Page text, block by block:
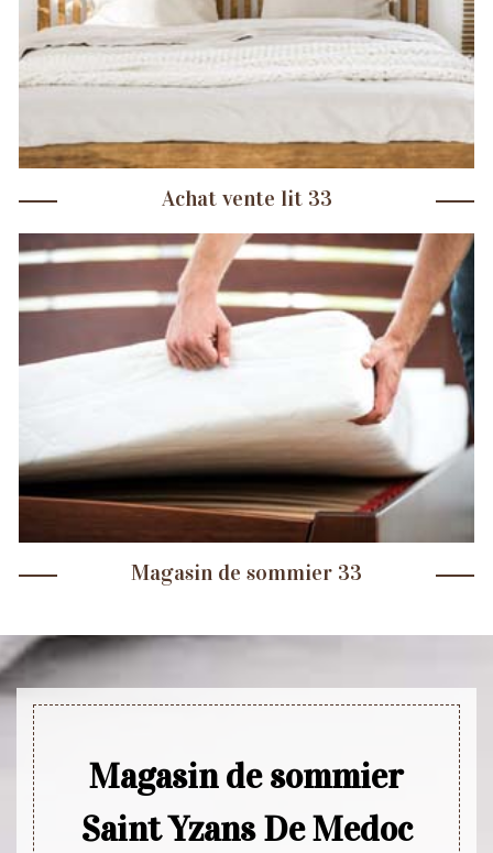
Achat vente lit 33
Magasin de sommier 33
Magasin de sommier
Saint Yzans De Medoc